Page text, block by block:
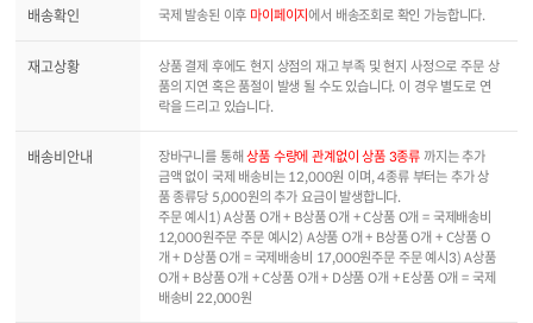
배송확인 국제 발송된 이후 마이페이지에서 배송조회로 확인 가능합니다.
재고상황
상품 결제 후에도 현지 상점의 재고 부족 및 현지 사정으로 주문 상
품의 지연 혹은 품절이 발생 될 수도 있습니다. 이 경우 별도로 연
락을 드리고 있습니다.
배송비안내 장바구니를 통해상품 수량에 관계없이 상품 3종류 까지는 추가
금액 없이 국제 배송비는 12,000원 이며, 4종류 부터는 추가 상
품 종류당 5,000원의 추가 요금이 발생합니다.
주문 예시1) A상품 O개 + B상품 O개 + C상품 O개 = 국제배송비
12,000원주문 주문 예시2) A상품 O개 + B상품 O개 + C상품 O
개 + D상품 O개 = 국제배송비 17,000원주문 주문 예시3) A상품
O개 + B상품 O개 + C상품 O개 + D상품 O개 + E상품 O개 = 국제
배송비 22,000원